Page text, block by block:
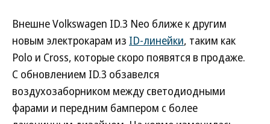
Внешне Volkswagen ID.3 Neo ближе к другим
новым электрокарам из ID-линейки, таким как
Polo и Cross, которые скоро появятся в продаже.
С обновлением ID.3 обзавелся
воздухозаборником между светодиодными
фарами и передним бампером с более